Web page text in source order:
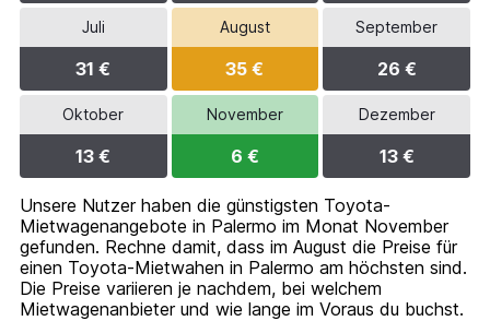
Juli
31 €
August
35 €
September
26 €
Oktober
13 €
November
6 €
Dezember
13 €
Unsere Nutzer haben die günstigsten Toyota-
Mietwagenangebote in Palermo im Monat November
gefunden. Rechne damit, dass im August die Preise für
einen Toyota-Mietwahen in Palermo am höchsten sind.
Die Preise variieren je nachdem, bei welchem
Mietwagenanbieter und wie lange im Voraus du buchst.